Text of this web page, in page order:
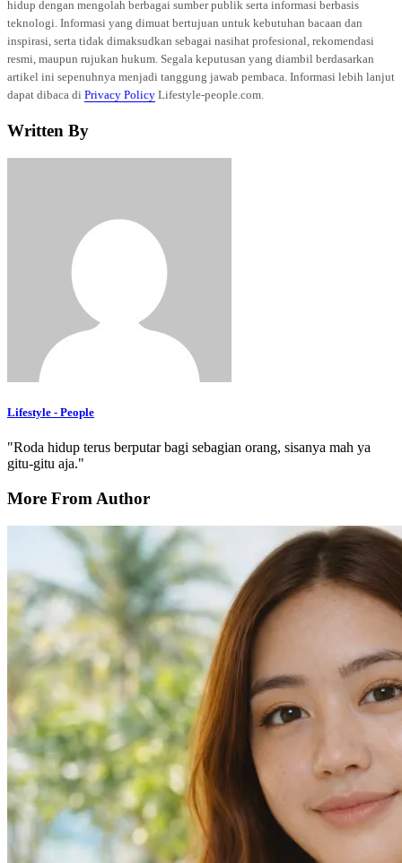
hidup dengan mengolah berbagai sumber publik serta informasi berbasis
teknologi. Informasi yang dimuat bertujuan untuk kebutuhan bacaan dan
inspirasi, serta tidak dimaksudkan sebagai nasihat profesional, rekomendasi
resmi, maupun rujukan hukum. Segala keputusan yang diambil berdasarkan
artikel ini sepenuhnya menjadi tanggung jawab pembaca. Informasi lebih lanjut
dapat dibaca di Privacy Policy Lifestyle-people.com.
Written By
Lifestyle - People
"Roda hidup terus berputar bagi sebagian orang, sisanya mah ya
gitu-gitu aja."
More From Author